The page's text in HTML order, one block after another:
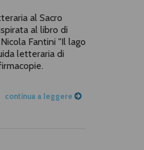
al Sacro
al libro di
Fantini "Il lago
letteraria di
continua a leggere